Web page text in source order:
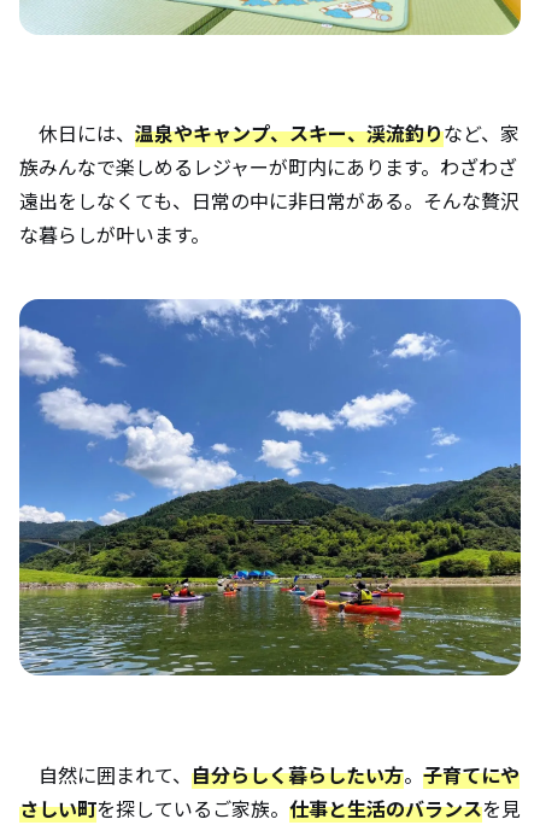
休日には、 温泉やキャンプ、スキー、渓流釣りなど、家
族みんなで楽しめるレジャーが町内にあります。わざわざ
遠出をしなくても、日常の中に非日常がある。そんな贅沢
な暮らしが叶います。
自然に囲まれて、 自分らしく暮らしたい方。 子育てにや
さしい町を探しているご家族。 仕事と生活のバランスを見